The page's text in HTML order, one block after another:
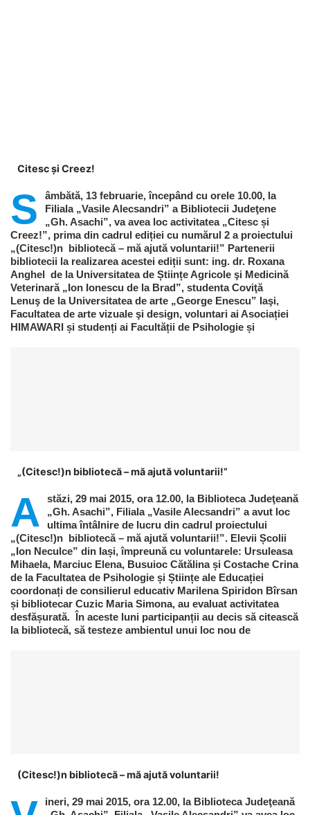
Citesc și Creez!
S
âmbătă, 13 februarie, începând cu orele 10.00, la
Filiala „Vasile Alecsandri” a Bibliotecii Judeţene
„Gh. Asachi”, va avea loc activitatea „Citesc și
Creez!”, prima din cadrul ediției cu numărul 2 a proiectului
„(Citesc!)n bibliotecă – mă ajută voluntarii!” Partenerii
bibliotecii la realizarea acestei ediții sunt: ing. dr. Roxana
Anghel de la Universitatea de Științe Agricole şi Medicină
Veterinară „Ion Ionescu de la Brad”, studenta Coviţă
Lenuş de la Universitatea de arte „George Enescu” Iaşi,
Facultatea de arte vizuale şi design, voluntari ai Asociației
HIMAWARI și studenți ai Facultății de Psihologie și
„(Citesc!)n bibliotecă – mă ajută voluntarii!”
A
stăzi, 29 mai 2015, ora 12.00, la Biblioteca Judeţeană
„Gh. Asachi”, Filiala „Vasile Alecsandri” a avut loc
ultima întâlnire de lucru din cadrul proiectului
„(Citesc!)n bibliotecă – mă ajută voluntarii!”. Elevii Școlii
„Ion Neculce” din Iași, împreună cu voluntarele: Ursuleasa
Mihaela, Marciuc Elena, Busuioc Cătălina și Costache Crina
de la Facultatea de Psihologie și Științe ale Educației
coordonați de consilierul educativ Marilena Spiridon Bîrsan
și bibliotecar Cuzic Maria Simona, au evaluat activitatea
desfășurată. În aceste luni participanții au decis să citească
la bibliotecă, să testeze ambientul unui loc nou de
(Citesc!)n bibliotecă – mă ajută voluntarii!
ineri, 29 mai 2015, ora 12.00, la Biblioteca Judeţeană